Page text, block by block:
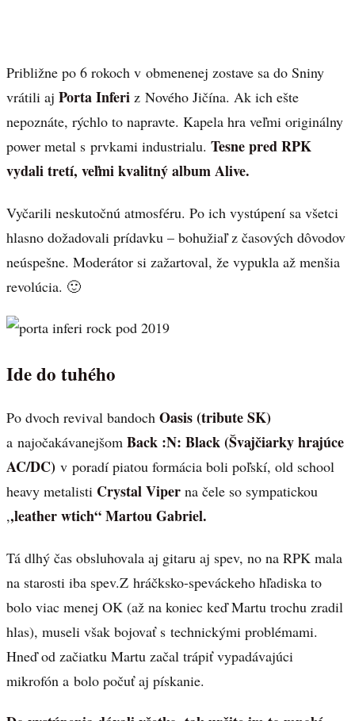
Približne po 6 rokoch v obmenenej zostave sa do Sniny
vrátili aj Porta Inferi z Nového Jičína. Ak ich ešte
nepoznáte, rýchlo to napravte. Kapela hra veľmi originálny
power metal s prvkami industrialu. Tesne pred RPK
vydali tretí, veľmi kvalitný album Alive.
Vyčarili neskutočnú atmosféru. Po ich vystúpení sa všetci
hlasno dožadovali prídavku – bohužiaľ z časových dôvodov
neúspešne. Moderátor si zažartoval, že vypukla až menšia
revolúcia. 🙂
Ide do tuhého
Po dvoch revival bandoch Oasis (tribute SK)
a najočakávanejšom Back :N: Black (Švajčiarky hrajúce
AC/DC) v poradí piatou formácia boli poľskí, old school
heavy metalisti Crystal Viper na čele so sympatickou
,,leather wtich“ Martou Gabriel.
Tá dlhý čas obsluhovala aj gitaru aj spev, no na RPK mala
na starosti iba spev.Z hráčksko-speváckeho hľadiska to
bolo viac menej OK (až na koniec keď Martu trochu zradil
hlas), museli však bojovať s technickými problémami.
Hneď od začiatku Martu začal trápiť vypadávajúci
mikrofón a bolo počuť aj pískanie.